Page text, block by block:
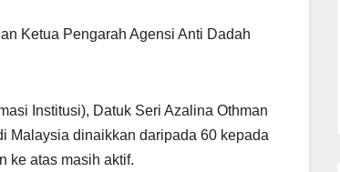
Ketua Pengarah Agensi Anti Dadah
Institusi), Datuk Seri Azalina Othman
Malaysia dinaikkan daripada 60 kepada
ke atas masih aktif.